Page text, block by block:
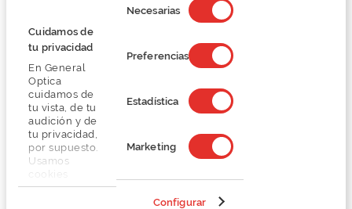
Cuidamos de
tu privacidad
En General
Optica
cuidamos de
tu vista, de tu
audición y de
tu privacidad,
por supuesto.
Usamos
propias y de
de
consentimiento
Necesarias
Preferencias
Estadística
Marketing
Configurar
Guess GU7779
73,12 €